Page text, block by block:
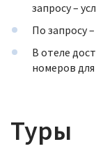
запросу –
По запросу
В отеле
номеров
Туры